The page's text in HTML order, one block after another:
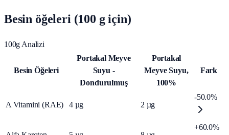
Besin öğeleri (100 g için)
100g Analizi
Besin Öğeleri
Portakal Meyve
Suyu -
Dondurulmuş
Portakal
Meyve Suyu,
100%
Fark
A Vitamini (RAE) 4 µg 2 µg
-50.0%
+60.0%